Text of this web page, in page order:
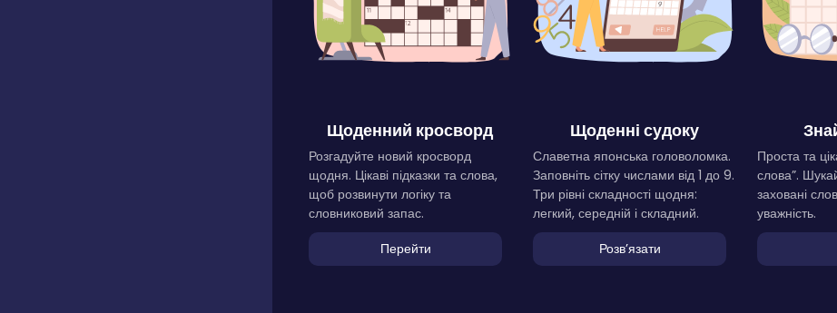
Щоденний кросворд
Розгадуйте новий кросворд
щодня. Цікаві підказки та слова,
щоб розвинути логіку та
словниковий запас.
Перейти
Щоденні судоку
Славетна японська головоломка.
Заповніть сітку числами від 1 до 9.
Три рівні складності щодня:
легкий, середній і складний.
Розвʼязати
Проста та
слова”.
заховані
уважність.